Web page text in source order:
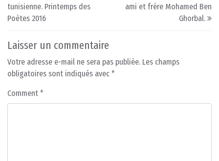
tunisienne. Printemps des
Poètes 2016
ami et frére Mohamed Ben
Ghorbal.
Laisser un commentaire
Votre adresse e-mail ne sera pas publiée. Les champs
obligatoires sont indiqués avec *
Comment *